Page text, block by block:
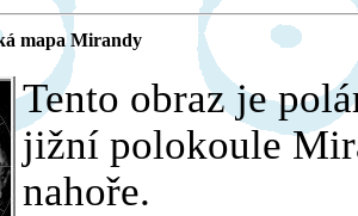
mapa Mirandy
Tento obraz je
jižní polokoule
nahoře.